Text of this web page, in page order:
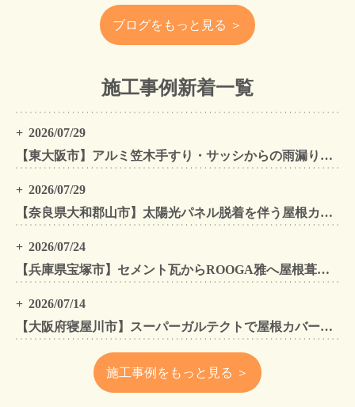
ブログをもっと見る ＞
施工事例新着一覧
2026/07/29
【東大阪市】アルミ笠木手すり・サッシからの雨漏りを解消｜外壁金属サイディングカバー工法
2026/07/29
【奈良県大和郡山市】太陽光パネル脱着を伴う屋根カバー工法・外壁カバー工法・外壁塗装工事｜スーパーガルテクト施工事例
2026/07/24
【兵庫県宝塚市】セメント瓦からROOGA雅へ屋根葺き替え モダングレーで軽量化・外壁塗装も同時施工
2026/07/14
【大阪府寝屋川市】スーパーガルテクトで屋根カバー工法・外壁塗装・雨樋工事｜住まいをトータルリフォームした施工事例
施工事例をもっと見る ＞